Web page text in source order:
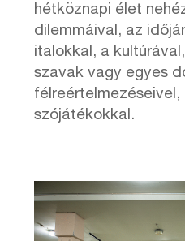
hétköznapi élet
dilemmáival, az
italokkal, a
szavak vagy egyes
félreértelmezéseivel,
szójátékokkal.